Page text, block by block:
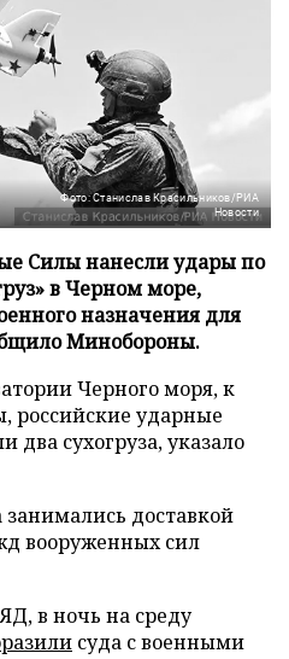
Фото: Станислав Красильников/РИА
Новости
Силы нанесли удары по
в Черном море,
назначения для
Минобороны.
Черного моря, к
российские ударные
два сухогруза, указало
доставкой
вооруженных сил
в ночь на среду
суда с военными